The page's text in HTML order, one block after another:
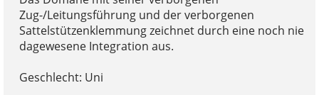
Zug-/Leitungsführung und der verborgenen
Sattelstützenklemmung zeichnet durch eine noch nie
dagewesene Integration aus.
Geschlecht: Uni